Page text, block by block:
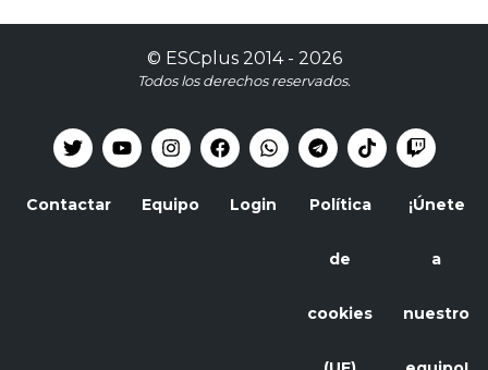
© ESCplus2014 - 2026
Todos los derechos reservados.
Contactar Equipo Login Política
de
cookies
¡Únete
a
nuestro